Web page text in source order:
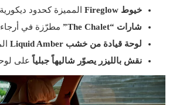
خيوط Fireglow
المميزة كحدود ديكورية
شارات “The Chalet”
مطرّزة في
لوحة قيادة من خشب Liquid Amber
نقش بالليزر يصوّر شاليهاً جبلياً على